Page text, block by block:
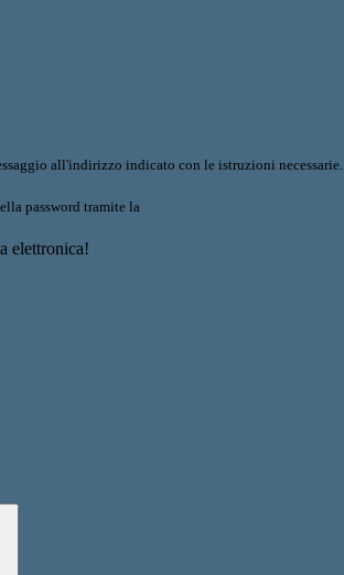
all'indirizzo indicato con le istruzioni necessarie.
password tramite la
elettronica!